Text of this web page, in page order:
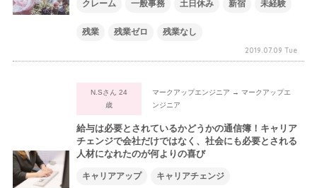
クレーム 一般事務 土日休み 新宿 未経験
残業 残業ゼロ 残業なし
2019.07.09 Tue
N.Sさん 24
歳
マークアップエンジニア → マークアップエ
ンジニア
給与は必要とされているかどうかの通信簿！キャリア
チェンジで会社だけではなく、社会にも必要とされる
人材になれたのが何よりの喜び
キャリアアップ キャリアチェンジ